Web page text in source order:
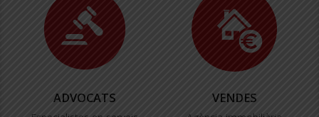
ADVOCATS VENDES